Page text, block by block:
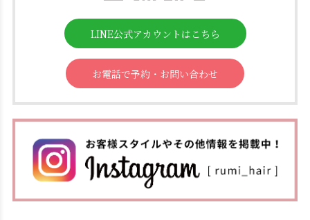
LINE公式アカウントはこちら
お電話で予約・お問い合わせ